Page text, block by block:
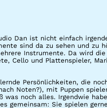
Dan ist nicht einfach
sind da zu sehen und zu
Instrumente. Da wird die
Cello und Plattenspieler,
Persönlichkeiten, die
Noten?), mit Puppen
was noch alles. Irgendwie
gemeinsam: Sie spielen